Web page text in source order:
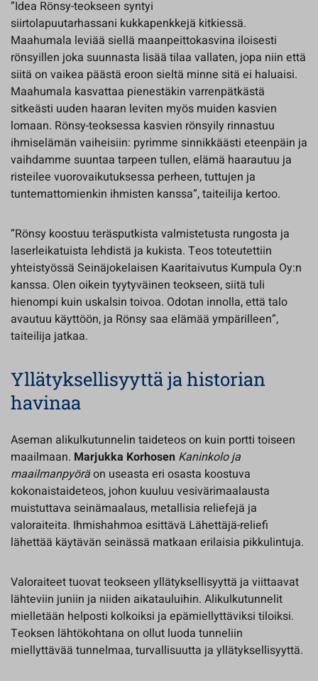
”Idea Rönsy-teokseen syntyi
siirtolapuutarhassani kukkapenkkejä kitkiessä.
Maahumala leviää siellä maanpeittokasvina iloisesti
rönsyillen joka suunnasta lisää tilaa vallaten, jopa niin että
siitä on vaikea päästä eroon sieltä minne sitä ei haluaisi.
Maahumala kasvattaa pienestäkin varrenpätkästä
sitkeästi uuden haaran leviten myös muiden kasvien
lomaan. Rönsy-teoksessa kasvien rönsyily rinnastuu
ihmiselämän vaiheisiin: pyrimme sinnikkäästi eteenpäin ja
vaihdamme suuntaa tarpeen tullen, elämä haarautuu ja
risteilee vuorovaikutuksessa perheen, tuttujen ja
tuntemattomienkin ihmisten kanssa”, taiteilija kertoo.
”Rönsy koostuu teräsputkista valmistetusta rungosta ja
laserleikatuista lehdistä ja kukista. Teos toteutettiin
yhteistyössä Seinäjokelaisen Kaaritaivutus Kumpula Oy:n
kanssa. Olen oikein tyytyväinen teokseen, siitä tuli
hienompi kuin uskalsin toivoa. Odotan innolla, että talo
avautuu käyttöön, ja Rönsy saa elämää ympärilleen”,
taiteilija jatkaa.
Yllätyksellisyyttä ja historian
havinaa
Aseman alikulkutunnelin taideteos on kuin portti toiseen
maailmaan. Marjukka Korhosen Kaninkolo ja
maailmanpyöräon useasta eri osasta koostuva
kokonaistaideteos, johon kuuluu vesivärimaalausta
muistuttava seinämaalaus, metallisia reliefejä ja
valoraiteita. Ihmishahmoa esittävä Lähettäjä-reliefi
lähettää käytävän seinässä matkaan erilaisia pikkulintuja.
Valoraiteet tuovat teokseen yllätyksellisyyttä ja viittaavat
lähteviin juniin ja niiden aikatauluihin. Alikulkutunnelit
mielletään helposti kolkoiksi ja epämiellyttäviksi tiloiksi.
Teoksen lähtökohtana on ollut luoda tunneliin
miellyttävää tunnelmaa, turvallisuutta ja yllätyksellisyyttä.